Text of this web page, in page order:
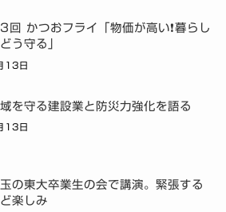
回 かつおフライ「物価が高い❗暮らし
う守る」
13日
を守る建設業と防災力強化を語る
13日
の東大卒業生の会で講演。緊張する
楽しみ